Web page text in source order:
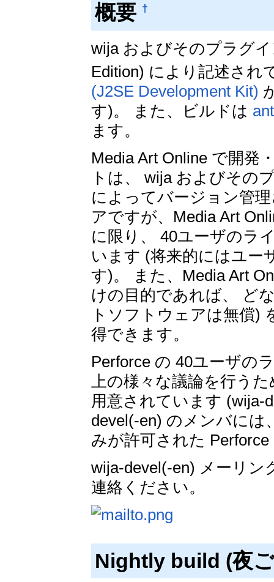
概要 †
wija およびそのプラグ
Edition) により記述され
(J2SE Development Kit)
す)。 また、ビルドは ant
ます。
Media Art Online で開発
トは、 wija およびその
によってバージョン管
アですが、Media Art
に限り、 40ユーザのラ
います (将来的にはユー
す)。 また、Media Art
けの目的であれば、 ど
トソフトウェアは無償)
得できます。
Perforce の 40ユーザの
上の様々な議論を行う
用意されています (wija-
devel(-en) のメンバには
みが許可された
wija-devel(-en) メーリ
連絡ください。
Nightly build (夜